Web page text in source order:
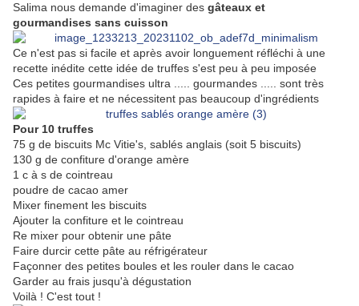
Salima nous demande d'imaginer des gâteaux et
gourmandises sans cuisson
Ce n'est pas si facile et après avoir longuement réfléchi à une
recette inédite cette idée de truffes s'est peu à peu imposée
Ces petites gourmandises ultra ..... gourmandes ..... sont très
rapides à faire et ne nécessitent pas beaucoup d'ingrédients
Pour 10 truffes
75 g de biscuits Mc Vitie's, sablés anglais (soit 5 biscuits)
130 g de confiture d'orange amère
1 c à s de cointreau
poudre de cacao amer
Mixer finement les biscuits
Ajouter la confiture et le cointreau
Re mixer pour obtenir une pâte
Faire durcir cette pâte au réfrigérateur
Façonner des petites boules et les rouler dans le cacao
Garder au frais jusqu'à dégustation
Voilà ! C'est tout !